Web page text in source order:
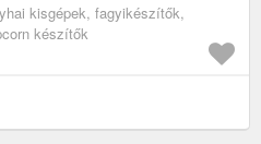
kisgépek, fagyikészítők,
készítők